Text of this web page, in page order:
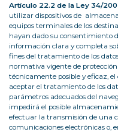
Artículo 22.2 de la Ley 34/
utilizar dispositivos de
equipos terminales de los
hayan dado su consentimiento
información clara y completa
fines del tratamiento de los
normativa vigente de
técnicamente posible y eficaz,
aceptar el tratamiento de los
parámetros adecuados del
impedirá el posible
efectuar la transmisión de una
comunicaciones electrónicas o,